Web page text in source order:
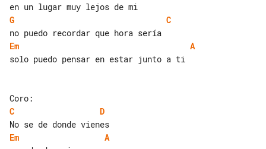
G
C
Em
A
solo puedo pensar en estar junto a ti
C
D
Em
A